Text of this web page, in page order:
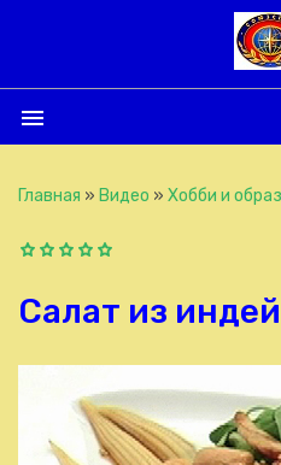
menu
Главная » Видео » Хобби и
Салат из